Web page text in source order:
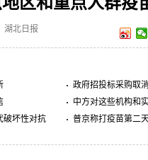
湖北日报
政府招投标采购取
中方对这些机构和
破坏性对抗
普京称打疫苗第二